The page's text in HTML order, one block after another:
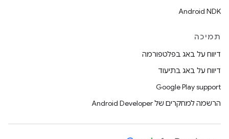
Android NDK
תמיכה
דיווח על באג בפלטפורמה
דיווח על באג בתיעוד
Google Play support
הרשמה למחקרים של Android Developer